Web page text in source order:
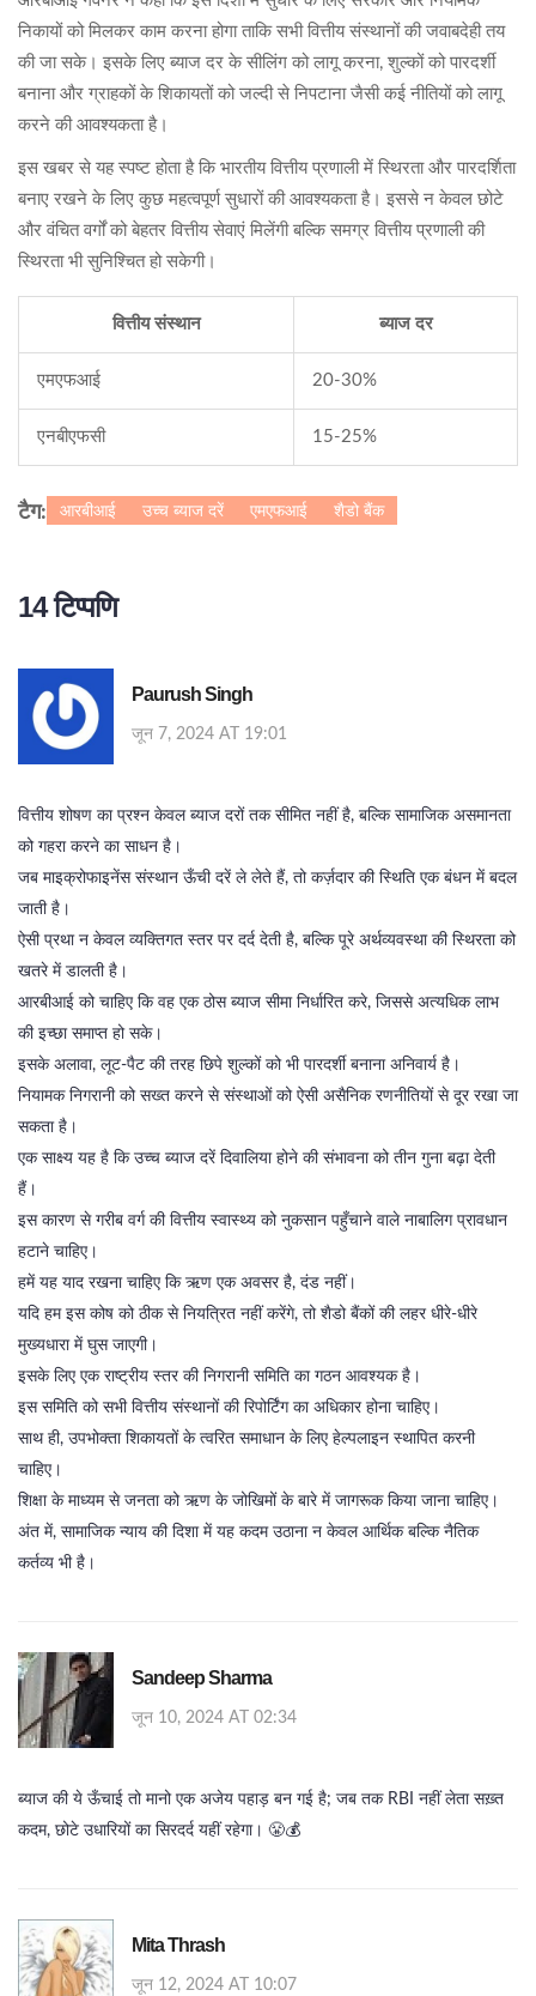
निकायों को मिलकर काम करना होगा ताकि सभी वित्तीय संस्थानों की जवाबदेही तय
की जा सके। इसके लिए ब्याज दर के सीलिंग को लागू करना, शुल्कों को पारदर्शी
बनाना और ग्राहकों के शिकायतों को जल्दी से निपटाना जैसी कई नीतियों को लागू
करने की आवश्यकता है।
इस खबर से यह स्पष्ट होता है कि भारतीय वित्तीय प्रणाली में स्थिरता और पारदर्शिता
बनाए रखने के लिए कुछ महत्वपूर्ण सुधारों की आवश्यकता है। इससे न केवल छोटे
और वंचित वर्गों को बेहतर वित्तीय सेवाएं मिलेंगी बल्कि समग्र वित्तीय प्रणाली की
स्थिरता भी सुनिश्चित हो सकेगी।
वित्तीय संस्थान ब्याज दर
एमएफआई 20-30%
एनबीएफसी 15-25%
टैग: आरबीआई उच्च ब्याज दरें एमएफआई शैडो बैंक
14 टिप्पणि
Paurush Singh
जून 7, 2024 AT 19:01
वित्तीय शोषण का प्रश्न केवल ब्याज दरों तक सीमित नहीं है, बल्कि सामाजिक असमानता
को गहरा करने का साधन है।
जब माइक्रोफाइनेंस संस्थान ऊँची दरें ले लेते हैं, तो कर्ज़दार की स्थिति एक बंधन में बदल
जाती है।
ऐसी प्रथा न केवल व्यक्तिगत स्तर पर दर्द देती है, बल्कि पूरे अर्थव्यवस्था की स्थिरता को
खतरे में डालती है।
आरबीआई को चाहिए कि वह एक ठोस ब्याज सीमा निर्धारित करे, जिससे अत्यधिक लाभ
की इच्छा समाप्त हो सके।
इसके अलावा, लूट‑पैट की तरह छिपे शुल्कों को भी पारदर्शी बनाना अनिवार्य है।
नियामक निगरानी को सख्त करने से संस्थाओं को ऐसी असैनिक रणनीतियों से दूर रखा जा
सकता है।
एक साक्ष्य यह है कि उच्च ब्याज दरें दिवालिया होने की संभावना को तीन गुना बढ़ा देती
हैं।
इस कारण से गरीब वर्ग की वित्तीय स्वास्थ्य को नुकसान पहुँचाने वाले नाबालिग प्रावधान
हटाने चाहिए।
हमें यह याद रखना चाहिए कि ऋण एक अवसर है, दंड नहीं।
यदि हम इस कोष को ठीक से नियत्रित नहीं करेंगे, तो शैडो बैंकों की लहर धीरे‑धीरे
मुख्यधारा में घुस जाएगी।
इसके लिए एक राष्ट्रीय स्तर की निगरानी समिति का गठन आवश्यक है।
इस समिति को सभी वित्तीय संस्थानों की रिपोर्टिंग का अधिकार होना चाहिए।
साथ ही, उपभोक्ता शिकायतों के त्वरित समाधान के लिए हेल्पलाइन स्थापित करनी
चाहिए।
शिक्षा के माध्यम से जनता को ऋण के जोखिमों के बारे में जागरूक किया जाना चाहिए।
अंत में, सामाजिक न्याय की दिशा में यह कदम उठाना न केवल आर्थिक बल्कि नैतिक
कर्तव्य भी है।
Sandeep Sharma
जून 10, 2024 AT 02:34
ब्याज की ये ऊँचाई तो मानो एक अजेय पहाड़ बन गई है; जब तक RBI नहीं लेता सख़्त
कदम, छोटे उधारियों का सिरदर्द यहीं रहेगा। 😤💰
Mita Thrash
जून 12, 2024 AT 10:07